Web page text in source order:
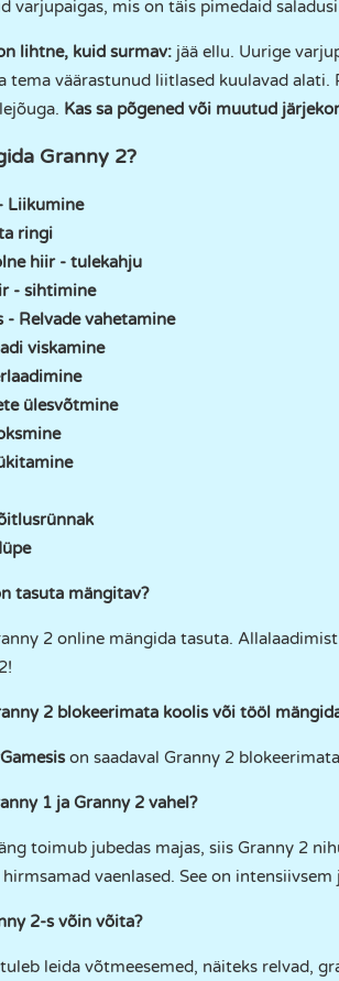
varjupaigas, mis on täis pimedaid
lihtne, kuid surmav: jää ellu. Uurige
tema väärastunud liitlased kuulavad
Kas sa põgened või muutud
Granny 2?
Liikumine
ringi
hiir - tulekahju
- sihtimine
- Relvade vahetamine
viskamine
ülesvõtmine
tasuta mängitav?
2 online mängida tasuta.
2 blokeerimata koolis või tööl
on saadaval Granny 2
1 ja Granny 2 vahel?
toimub jubedas majas, siis Granny 2
vaenlased. See on
2-s võin võita?
leida võtmeesemed, näiteks relvad,